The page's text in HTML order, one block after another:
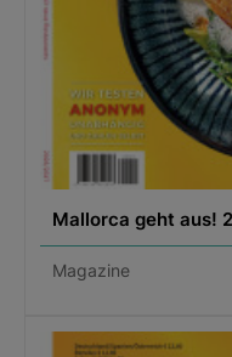
Mallorca geht aus!
Magazine